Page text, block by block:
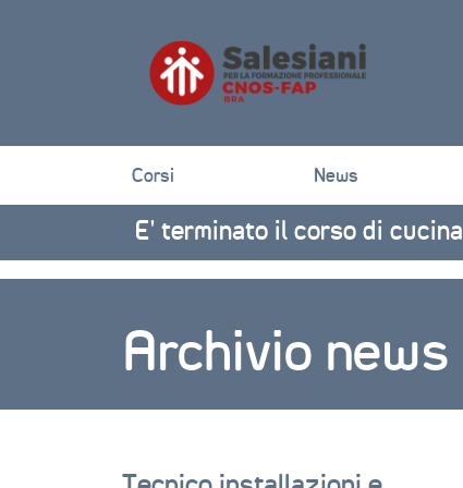
Corsi News
E’ terminato il corso di cucina
Archivio news